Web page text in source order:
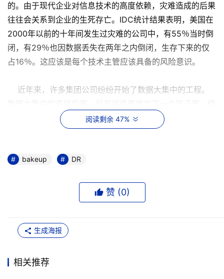
的。由于现代企业对信息技术的高度依赖，灾难造成的后果
往往会关系到企业的生死存亡。IDC统计结果表明，美国在
2000年以前的十年间发生过灾难的公司中，有55％当时倒
闭，有29％也因数据丢失在两年之内倒闭，生存下来的仅
占16％。这应该是每个技术主管应该具备的风险意识。
近年来，许多集团公司纷纷开始了数据大集中的工程。
得风险较以往大大增高，应对灾难的必要性又大大增加。
目，恐怕不仅仅是巧合。老吴应该意识到，灾难恢复不仅仅
析、策略制定和实施、计划编制等方方面面。在实施大集中
的时候统筹考虑灾难恢复的策略及其实现，不仅能够全面规
易一些。
在具体的建设方式上，老吴的考虑还是有一些道理的。
阅读剩余 47%
bakeup DR
赞 (0)
生成海报
相关推荐